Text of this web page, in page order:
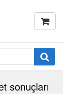
sonuçları